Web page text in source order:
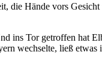
die Hände vors Gesicht
ins Tor getroffen hat
wechselte, ließ